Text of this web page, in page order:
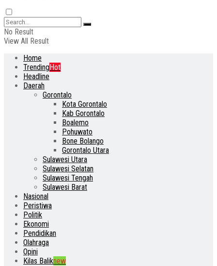
No Result
View All Result
Home
TrendingHot
Headline
Daerah
Gorontalo
Kota Gorontalo
Kab Gorontalo
Boalemo
Pohuwato
Bone Bolango
Gorontalo Utara
Sulawesi Utara
Sulawesi Selatan
Sulawesi Tengah
Sulawesi Barat
Nasional
Peristiwa
Politik
Ekonomi
Pendidikan
Olahraga
Opini
Kilas Baliknew